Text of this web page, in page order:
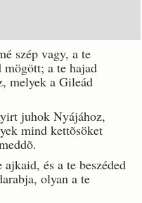
szép vagy, a te
mögött; a te hajad
melyek a Gileád
juhok Nyájához,
mind kettõsöket
és a te beszéded
olyan a te